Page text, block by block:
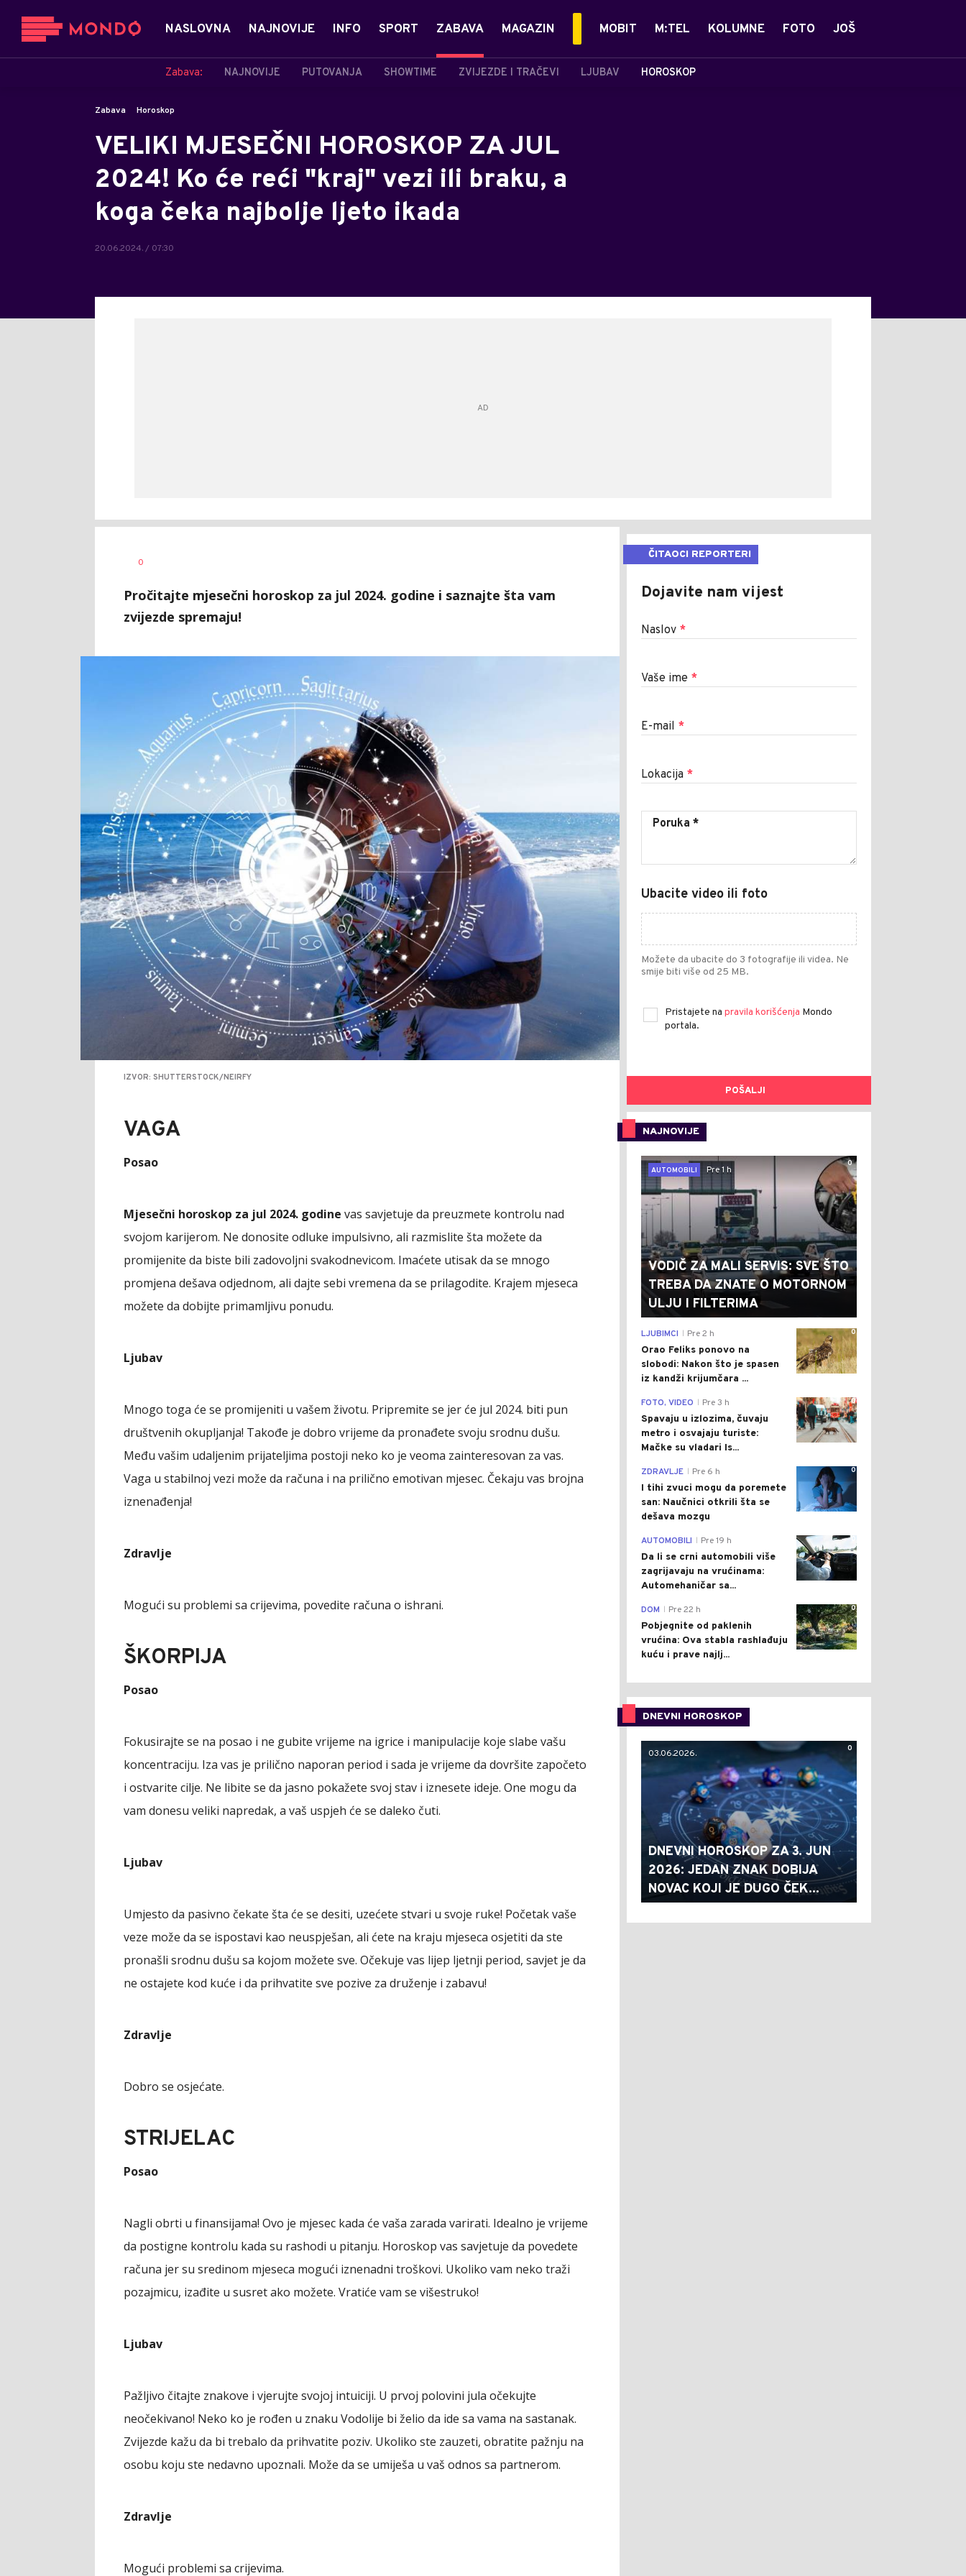
NASLOVNA NAJNOVIJE INFO SPORT ZABAVA
Zabava: NAJNOVIJE PUTOVANJA SHOWTIME ZVIJEZDE I TRAČEVI LJUBAV HOROSKOP
MAGAZIN MOBIT M:TEL KOLUMNE FOTO JOŠ
Zabava Horoskop
VELIKI MJESEČNI HOROSKOP ZA JUL
2024! Ko će reći "kraj" vezi ili braku, a
koga čeka najbolje ljeto ikada
20.06.2024. / 07:30
0
Pročitajte mjesečni horoskop za jul 2024. godine i saznajte šta vam
zvijezde spremaju!
IZVOR: SHUTTERSTOCK/NEIRFY
VAGA
Posao
Mjesečni horoskop za jul 2024. godine vas savjetuje da preuzmete kontrolu nad
svojom karijerom. Ne donosite odluke impulsivno, ali razmislite šta možete da
promijenite da biste bili zadovoljni svakodnevicom. Imaćete utisak da se mnogo
promjena dešava odjednom, ali dajte sebi vremena da se prilagodite. Krajem mjeseca
možete da dobijte primamljivu ponudu.
Ljubav
Mnogo toga će se promijeniti u vašem životu. Pripremite se jer će jul 2024. biti pun
društvenih okupljanja! Takođe je dobro vrijeme da pronađete svoju srodnu dušu.
Među vašim udaljenim prijateljima postoji neko ko je veoma zainteresovan za vas.
Vaga u stabilnoj vezi može da računa i na prilično emotivan mjesec. Čekaju vas brojna
iznenađenja!
Zdravlje
Mogući su problemi sa crijevima, povedite računa o ishrani.
ŠKORPIJA
Posao
Fokusirajte se na posao i ne gubite vrijeme na igrice i manipulacije koje slabe vašu
koncentraciju. Iza vas je prilično naporan period i sada je vrijeme da dovršite započeto
i ostvarite cilje. Ne libite se da jasno pokažete svoj stav i iznesete ideje. One mogu da
vam donesu veliki napredak, a vaš uspjeh će se daleko čuti.
Ljubav
Umjesto da pasivno čekate šta će se desiti, uzećete stvari u svoje ruke! Početak vaše
veze može da se ispostavi kao neuspješan, ali ćete na kraju mjeseca osjetiti da ste
pronašli srodnu dušu sa kojom možete sve. Očekuje vas lijep ljetnji period, savjet je da
ne ostajete kod kuće i da prihvatite sve pozive za druženje i zabavu!
Zdravlje
Dobro se osjećate.
STRIJELAC
Posao
Nagli obrti u finansijama! Ovo je mjesec kada će vaša zarada varirati. Idealno je vrijeme
da postigne kontrolu kada su rashodi u pitanju. Horoskop vas savjetuje da povedete
računa jer su sredinom mjeseca mogući iznenadni troškovi. Ukoliko vam neko traži
pozajmicu, izađite u susret ako možete. Vratiće vam se višestruko!
Ljubav
Pažljivo čitajte znakove i vjerujte svojoj intuiciji. U prvoj polovini jula očekujte
neočekivano! Neko ko je rođen u znaku Vodolije bi želio da ide sa vama na sastanak.
Zvijezde kažu da bi trebalo da prihvatite poziv. Ukoliko ste zauzeti, obratite pažnju na
osobu koju ste nedavno upoznali. Može da se umiješa u vaš odnos sa partnerom.
Zdravlje
Mogući problemi sa crijevima.
ČITAOCI REPORTERI
Dojavite nam vijest
Naslov *
Vaše ime *
E-mail *
Lokacija *
Ubacite video ili foto
Možete da ubacite do 3 fotografije ili videa. Ne
smije biti više od 25 MB.
Pristajete na pravila korišćenja Mondo
portala.
POŠALJI
NAJNOVIJE
0
AUTOMOBILI
Pre 1 h
VODIČ ZA MALI SERVIS: SVE ŠTO
TREBA DA ZNATE O MOTORNOM
ULJU I FILTERIMA
0
LJUBIMCI Pre 2 h
Orao Feliks ponovo na
slobodi: Nakon što je spasen
iz kandži krijumčara ...
0
FOTO, VIDEO Pre 3 h
Spavaju u izlozima, čuvaju
metro i osvajaju turiste:
Mačke su vladari Is...
0
ZDRAVLJE Pre 6 h
I tihi zvuci mogu da poremete
san: Naučnici otkrili šta se
dešava mozgu
0
AUTOMOBILI Pre 19 h
Da li se crni automobili više
zagrijavaju na vrućinama:
Automehaničar sa...
0
DOM Pre 22 h
Pobjegnite od paklenih
vrućina: Ova stabla rashlađuju
kuću i prave najlj...
DNEVNI HOROSKOP
0
03.06.2026.
DNEVNI HOROSKOP ZA 3. JUN
2026: JEDAN ZNAK DOBIJA
NOVAC KOJI JE DUGO ČEK...